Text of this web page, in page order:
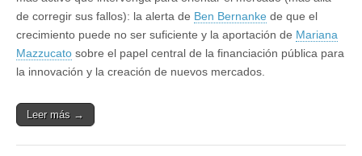
de corregir sus fallos): la alerta de Ben Bernanke de que el
crecimiento puede no ser suficiente y la aportación de Mariana
Mazzucato sobre el papel central de la financiación pública para
la innovación y la creación de nuevos mercados.
Leer más →